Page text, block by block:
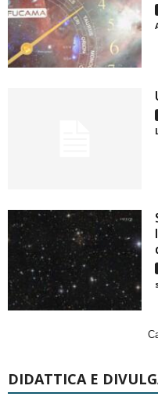
DIDATTICA E